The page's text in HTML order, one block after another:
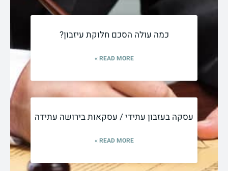
כמה עולה הסכם חלוקת עיזבון?
READ MORE »
עסקה בעזבון עתידי / עסקאות בירושה עתידה
READ MORE »